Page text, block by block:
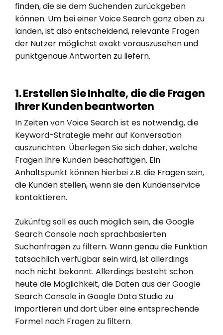
finden, die sie dem Suchenden zurückgeben
können. Um bei einer Voice Search ganz oben zu
landen, ist also entscheidend, relevante Fragen
der Nutzer möglichst exakt vorauszusehen und
punktgenaue Antworten zu liefern.
1. Erstellen Sie Inhalte, die die Fragen
Ihrer Kunden beantworten
In Zeiten von Voice Search ist es notwendig, die
Keyword-Strategie mehr auf Konversation
auszurichten. Überlegen Sie sich daher, welche
Fragen Ihre Kunden beschäftigen. Ein
Anhaltspunkt können hierbei z.B. die Fragen sein,
die Kunden stellen, wenn sie den Kundenservice
kontaktieren.
Zukünftig soll es auch möglich sein, die Google
Search Console nach sprachbasierten
Suchanfragen zu filtern. Wann genau die Funktion
tatsächlich verfügbar sein wird, ist allerdings
noch nicht bekannt. Allerdings besteht schon
heute die Möglichkeit, die Daten aus der Google
Search Console in Google Data Studio zu
importieren und dort über eine entsprechende
Formel nach Fragen zu filtern.